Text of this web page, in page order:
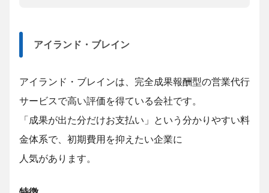
アイランド・ブレイン
アイランド・ブレインは、完全成果報酬型の営業代行
サービスで高い評価を得ている会社です。
「成果が出た分だけお支払い」という分かりやすい料
金体系で、 初期費用を抑えたい企業に
人気があります。